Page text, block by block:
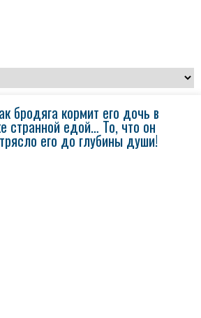
бродяга кормит его дочь в
странной едой… То, что он
его до глубины души!